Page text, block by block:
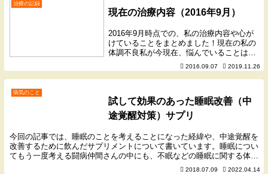
治療の記録
現在の治療内容（2016年9月）
2016年9月時点での、私の治療内容や心が
けていることをまとめました！現在の私の
体調不良私が今現在、悩んでいることは…
だるさ 身体のずっしりとした重み 無月経
（3月以降なし） 食後の腹部膨満感 吐き気
胃もたれ 不安感 クラクラ感 ガス・...
2016.09.07 2019.11.26
病気のこと
試して効果のあった睡眠改善（中
途覚醒対策）サプリ
今回の記事では、睡眠のことを考えることになった経緯や、中途覚醒を
改善するために飲んだサプリメントについて書いています。睡眠につい
てもう一度考える闘病仲間さんの中にも、不眠などの睡眠に関する体調
不良を抱えられている方が多い印象を受けますが、じ...2018.07.09 2022.04.14